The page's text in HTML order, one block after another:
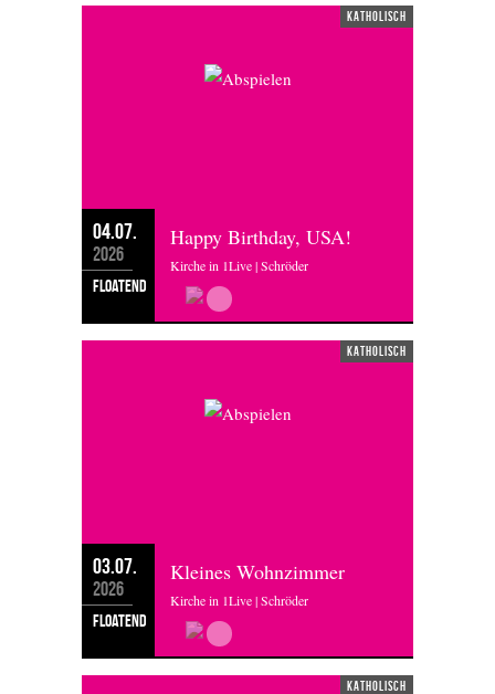
katholisch
04.07.
2026
floatend
Happy Birthday, USA!
Kirche in 1Live | Schröder
katholisch
03.07.
2026
floatend
Kleines Wohnzimmer
Kirche in 1Live | Schröder
katholisch